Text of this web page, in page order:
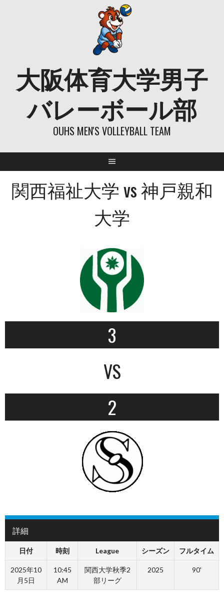
大阪体育大学男子
バレーボール部
OUHS MEN'S VOLLEYBALL TEAM
関西福祉大学 vs 神戸親和
大学
3
VS
2
詳細
日付 時刻 League シーズン フルタイム
2025年10
月5日
10:45
AM
関西大学秋季2
部リーグ
2025 90'